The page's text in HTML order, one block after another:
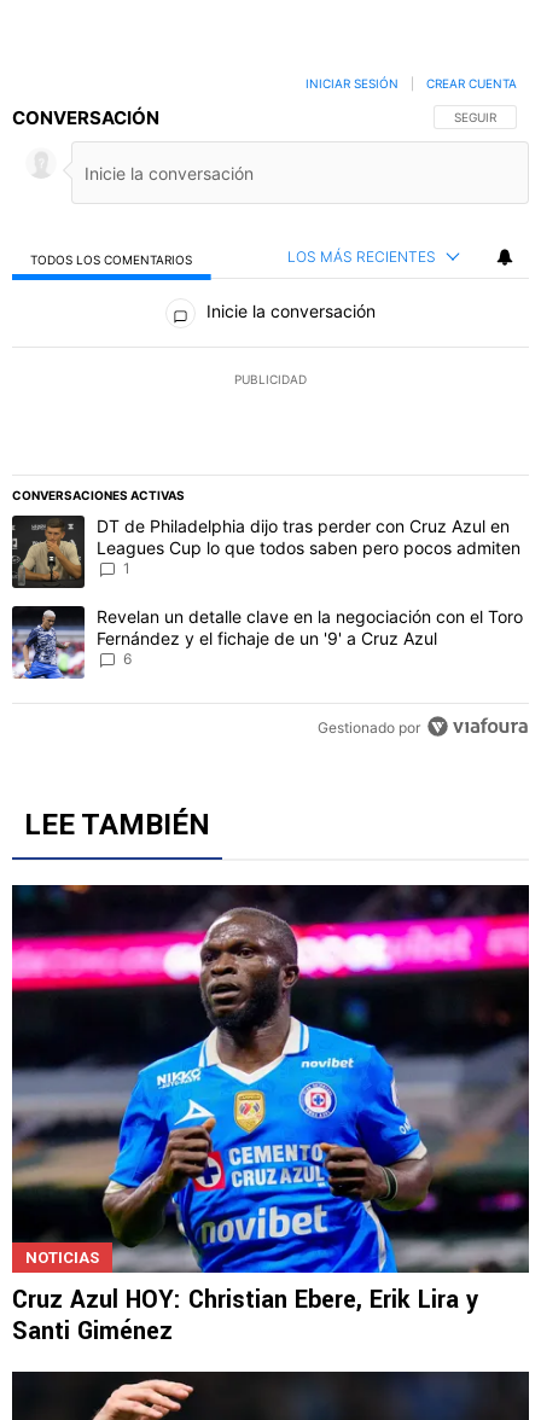
CONVERSACIÓN SIGA ESTA
SEGUIR
INICIAR SESIÓN CREAR CUENTA
TODOS LOS COMENTARIOS LOS MÁS RECIENTES
Todos los comentarios
Inicie la conversación
PUBLICIDAD
CONVERSACIONES ACTIVAS
Este listado muestra los artículos con más comentarios en los
Un artículo de tendencia con el título "DT de Philadelphia dijo
DT de Philadelphia dijo tras perder con Cruz Azul en
Leagues Cup lo que todos saben pero pocos admiten
1
Un artículo de tendencia con el título "Revelan un detalle clave
Revelan un detalle clave en la negociación con el Toro
Fernández y el fichaje de un '9' a Cruz Azul
6
Gestionado por
LEE TAMBIÉN
NOTICIAS
Cruz Azul HOY: Christian Ebere, Erik Lira y
Santi Giménez